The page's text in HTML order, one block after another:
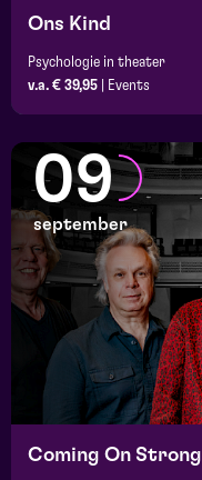
Ons Kind
Psychologie in theater
v.a. € 39,95
Events
09
september
Coming On Strong